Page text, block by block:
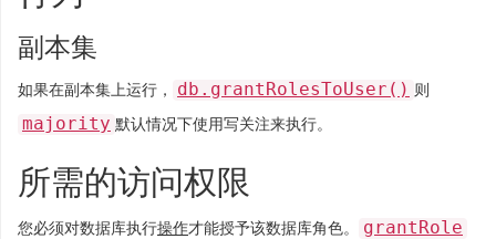
副本集
如果在副本集上运行， db.grantRolesToUser() 则
majority 默认情况下使用写关注来执行。
所需的访问权限
您必须对数据库执行操作才能授予该数据库角色。 grantRole